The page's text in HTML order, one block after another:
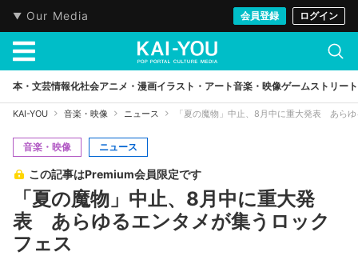
Our Media 会員登録 ログイン
本・文芸情報化社会アニメ・漫画イラスト・アート音楽・映像ゲームストリート
KAI-YOU 音楽・映像 ニュース 「夏の魔物」中止、8月中に重大発表 あら
音楽・映像 ニュース
この記事はPremium会員限定です
「夏の魔物」中止、8月中に重大発
表 あらゆるエンタメが集うロック
フェス